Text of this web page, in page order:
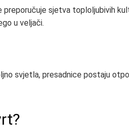
sjetva toploljubivih
u veljači.
svjetla, presadnice postaju